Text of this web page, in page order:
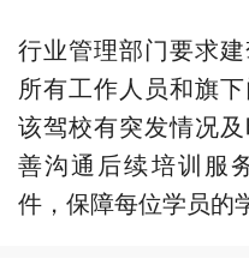
行业管理部门要求
所有工作人员和旗
该驾校有突发情况
善沟通后续培训服
件，保障每位学员的